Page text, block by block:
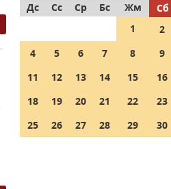
Дс
Сс Ср Бс Жм Сб
1
2
4
5 6 7 8 9
11
12 13 14 15 16
18
19 20 21 22 23
25
26 27 28 29 30